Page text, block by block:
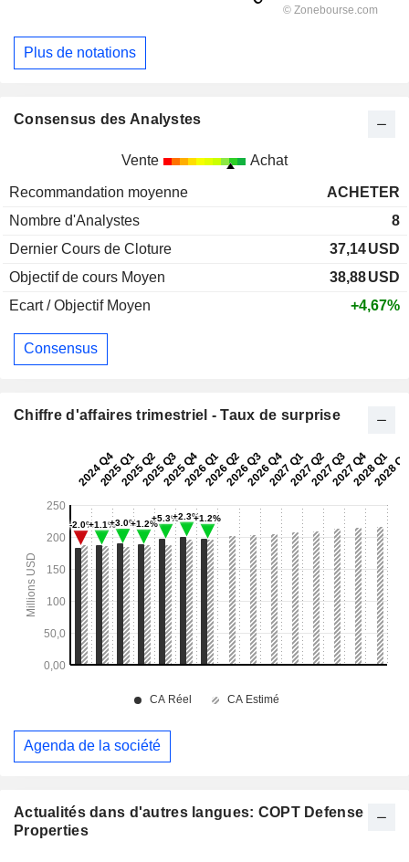
Actualités dans d'autres langues: COPT Defense
Properties
Plus de notations
Consensus des Analystes
Vente Achat
Recommandation moyenne
ACHETER
Nombre d'Analystes
8
Dernier Cours de Cloture
37,14USD
Objectif de cours Moyen
38,88USD
Ecart / Objectif Moyen
+4,67%
Consensus
Chiffre d'affaires trimestriel - Taux de surprise
Agenda de la société